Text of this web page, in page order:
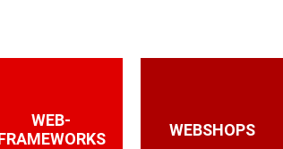
WEB-
WEBSHOPS